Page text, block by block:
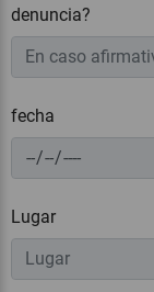
denuncia?
fecha
Lugar